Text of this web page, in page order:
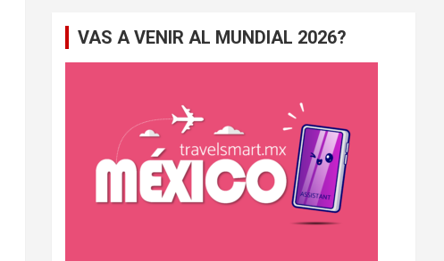
c
VAS A VENIR AL MUNDIAL 2026?